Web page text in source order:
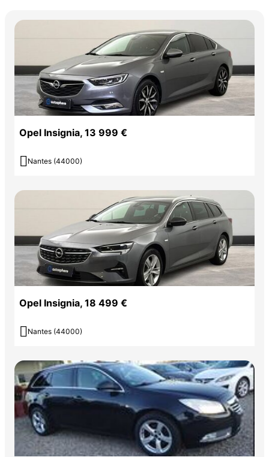
Opel Insignia, 13 999 €
 Nantes (44000)
Opel Insignia, 18 499 €
 Nantes (44000)